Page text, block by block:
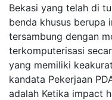
Bekasi yang telah di
benda khusus berupa
tersambung dengan
terkomputerisasi
yang memiliki
kandata Pekerjaan
adalah Ketika impact